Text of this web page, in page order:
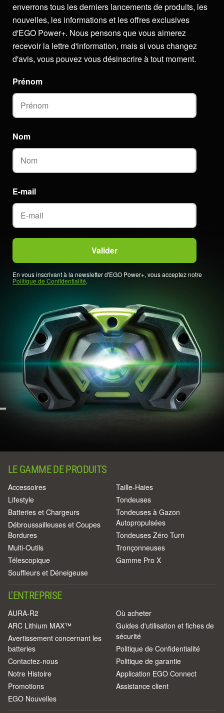
enverrons tous les derniers lancements de produits, les
nouvelles, les informations et les offres exclusives
d'EGO Power+. Nous pensons que vous aimerez
recevoir la lettre d'information, mais si vous changez
d'avis, vous pouvez vous désinscrire à tout moment.
E-mail
Prénom
Nom
En vous inscrivant à la newsletter d'EGO Power+, vous acceptez notre
Politique de Confidentialité.
LE GAMME DE PRODUITS
Accessoires
Lifestyle
Batteries et Chargeurs
Débroussailleuses et Coupes
Bordures
Multi-Outils
Télescopique
Souffleurs et Déneigeuse
Taille-Haies
Tondeuses
Tondeuses à Gazon
Autopropulsées
Tondeuses Zéro Turn
Tronçonneuses
Gamme Pro X
L'ENTREPRISE
AURA-R2
ARC Lithium MAX™
Avertissement concernant les
batteries
Contactez-nous
Notre Histoire
Promotions
EGO Nouvelles
Où acheter
Guides d'utilisation et fiches de
sécurité
Politique de Confidentialité
Politique de garantie
Application EGO Connect
Assistance client